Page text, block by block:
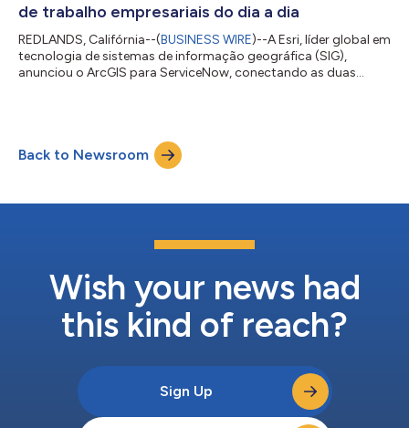
de trabalho empresariais do dia a dia
REDLANDS, Califórnia--(BUSINESS WIRE)--A Esri, líder global em
tecnologia de sistemas de informação geográfica (SIG),
anunciou o ArcGIS para ServiceNow, conectando as duas
de diversos setores, incluindo empresas, governos estaduais e
locais, concessionárias de serviços públicos, energia, comércio,
Back to Newsroom
Wish your news had
this kind of reach?
Sign Up